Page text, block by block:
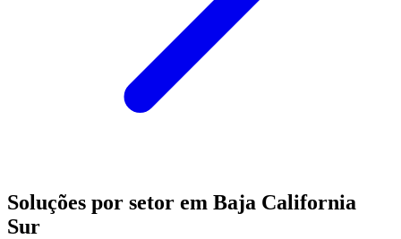
Soluções por setor em Baja California
Sur